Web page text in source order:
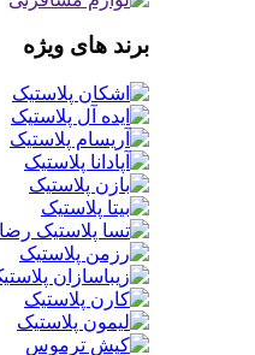
برند های ویژه